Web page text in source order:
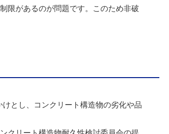
限があるのが問題です。このため非破
とし、コンクリート構造物の劣化や品